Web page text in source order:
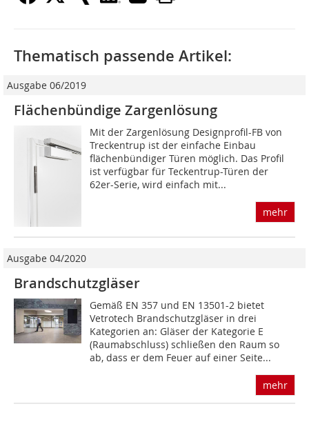
Thematisch passende Artikel:
Ausgabe 06/2019
Flächenbündige Zargenlösung
Mit der Zargenlösung Designprofil-FB von
Treckentrup ist der einfache Einbau
flächenbündiger Türen möglich. Das Profil
ist verfügbar für Teckentrup-Türen der
62er-Serie, wird einfach mit...
mehr
Ausgabe 04/2020
Brandschutzgläser
Gemäß EN 357 und EN 13501-2 bietet
Vetrotech Brandschutzgläser in drei
Kategorien an: Gläser der Kategorie E
(Raumabschluss) schließen den Raum so
ab, dass er dem Feuer auf einer Seite...
mehr